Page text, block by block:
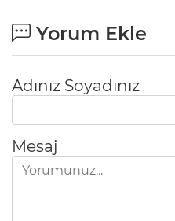
Yorum Ekle
Adınız Soyadınız
Mesaj